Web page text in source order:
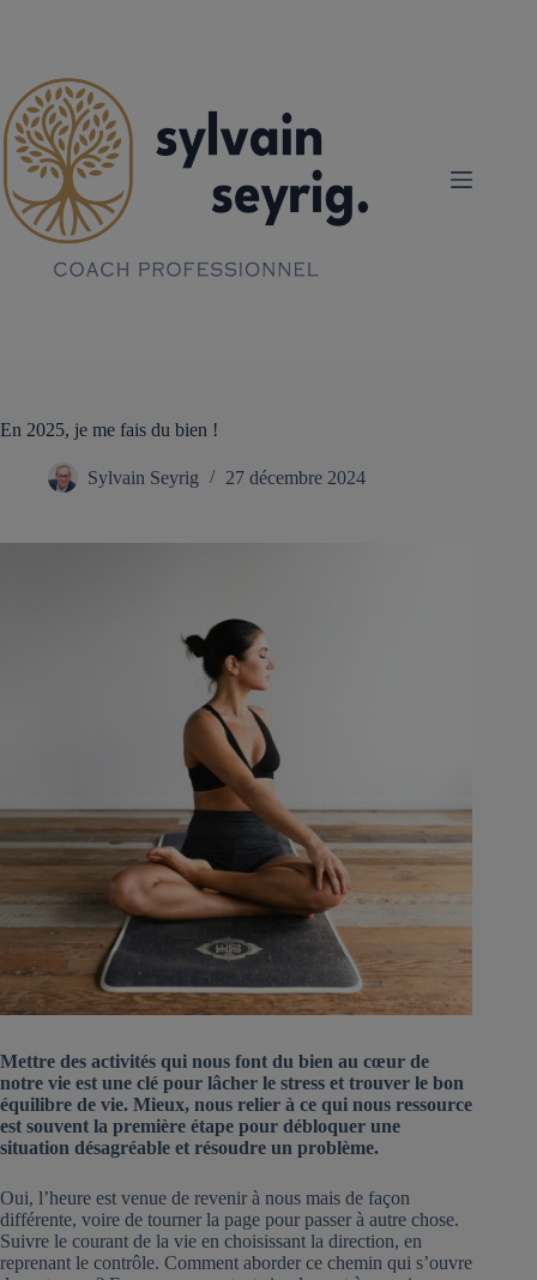
En 2025, je me fais du bien !
Sylvain Seyrig 27 décembre 2024
Mettre des activités qui nous font du bien au cœur de
notre vie est une clé pour lâcher le stress et trouver le bon
équilibre de vie. Mieux, nous relier à ce qui nous ressource
est souvent la première étape pour débloquer une
situation désagréable et résoudre un problème.
Oui, l’heure est venue de revenir à nous mais de façon
différente, voire de tourner la page pour passer à autre chose.
Suivre le courant de la vie en choisissant la direction, en
reprenant le contrôle. Comment aborder ce chemin qui s’ouvre